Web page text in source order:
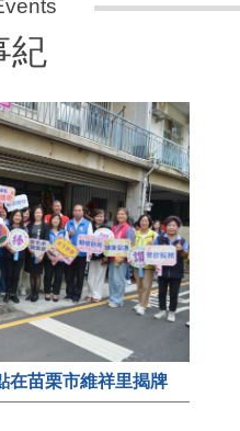
紀
在苗栗市維祥里揭牌